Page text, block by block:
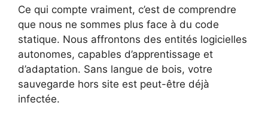
Ce qui compte vraiment, c’est de comprendre
que nous ne sommes plus face à du code
statique. Nous affrontons des entités logicielles
autonomes, capables d’apprentissage et
d’adaptation. Sans langue de bois, votre
sauvegarde hors site est peut-être déjà
infectée.